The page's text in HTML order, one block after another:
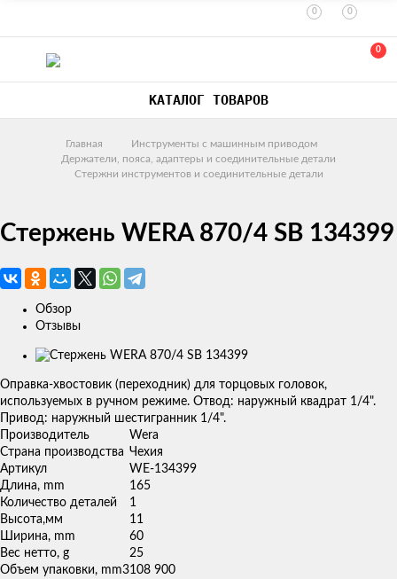
0 0
0
КАТАЛОГ ТОВАРОВ
Главная
Инструменты с машинным приводом
Держатели, пояса, адаптеры и соединительные детали
Стержни инструментов и соединительные детали
Стержень WERA 870/4 SB 134399
Обзор
Отзывы
Изображения
товаров
Оправка-хвостовик (переходник) для торцовых головок,
используемых в ручном режиме. Отвод: наружный квадрат 1/4".
Привод: наружный шестигранник 1/4".
Производитель
Wera
Страна производства Чехия
Артикул
WE-134399
Длина, mm
165
Количество деталей
1
Высота,мм
11
Ширина, mm
60
Вес нетто, g
25
Объем упаковки, mm3108 900